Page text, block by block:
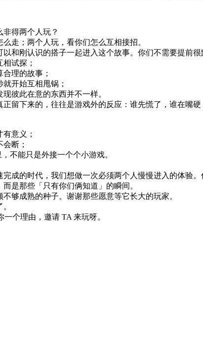
得两个人玩？
走；两个人玩，看你们怎么互相接招。
和刚认识的搭子一起进入这个故事。你们不需要提前
试探；
理的故事；
开始互相甩锅；
彼此在意的东西并不一样。
留下来的，往往是游戏外的反应：谁先慌了，谁在嘴
意义；
断；
不能只是外接一个个小游戏。
成的时代，我们想做一次必须两个人慢慢进入的体验
是那些「只有你们俩知道」的瞬间。
够成熟的种子。谢谢那些愿意等它长大的玩家。
个理由，邀请 TA 来玩呀。